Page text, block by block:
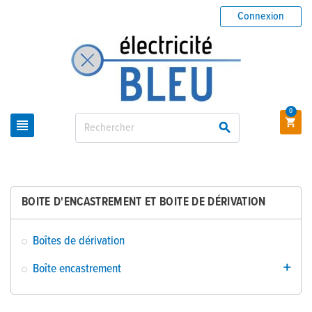
 
Connexion

0
BOITE D'ENCASTREMENT ET BOITE DE DÉRIVATION
Boîtes de dérivation
Boîte encastrement
